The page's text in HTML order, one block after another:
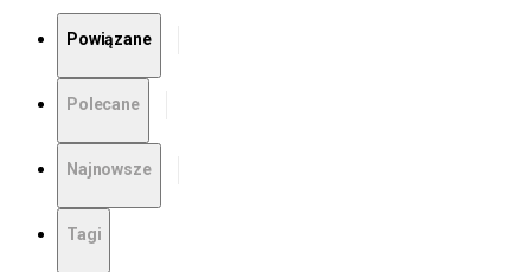
Powiązane
Polecane
Najnowsze
Tagi